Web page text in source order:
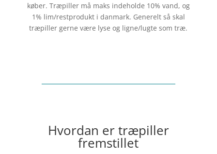
køber. Træpiller må maks indeholde 10% vand, og
1% lim/restprodukt i danmark. Generelt så skal
træpiller gerne være lyse og ligne/lugte som træ.
Hvordan er træpiller
fremstillet